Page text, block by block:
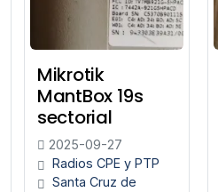
Mikrotik
MantBox 19s
sectorial
2025-09-27
Radios CPE y PTP
Santa Cruz de